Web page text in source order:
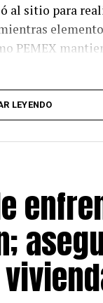
al sitio para
PEMEX
detenidas
los
LEYENDO